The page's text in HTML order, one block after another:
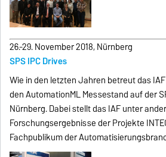
26.-29. November 2018, Nürnberg
SPS IPC Drives
Wie in den letzten Jahren betreut das
den AutomationML Messestand auf der
Nürnberg. Dabei stellt das IAF unter
Forschungsergebnisse der Projekte
Fachpublikum der